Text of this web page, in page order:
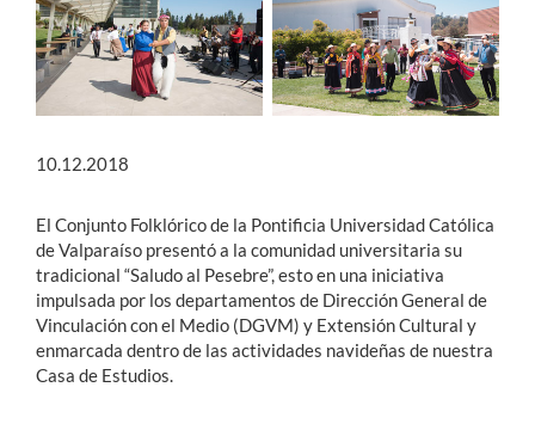
English
10.12.2018
El Conjunto Folklórico de la Pontificia Universidad Católica
de Valparaíso presentó a la comunidad universitaria su
tradicional “Saludo al Pesebre”, esto en una iniciativa
impulsada por los departamentos de Dirección General de
Vinculación con el Medio (DGVM) y Extensión Cultural y
enmarcada dentro de las actividades navideñas de nuestra
Casa de Estudios.